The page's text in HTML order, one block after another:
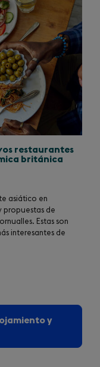
restaurantes
británica
asiático en
propuestas de
Estas son
interesantes de
y